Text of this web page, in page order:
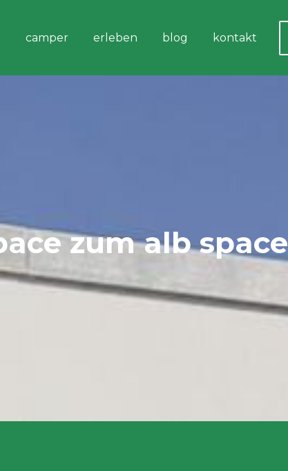
camper erleben blog kontakt
zum alb space